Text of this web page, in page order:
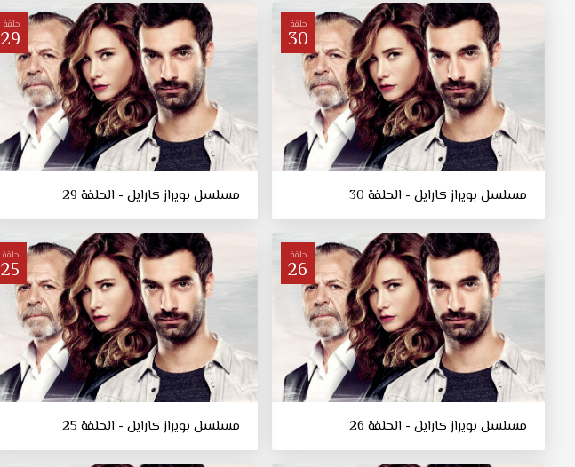
حلقة
30
مسلسل بويراز كارايل - الحلقة 30
حلقة
29
مسلسل بويراز كارايل - الحلقة 29
حلقة
26
مسلسل بويراز كارايل - الحلقة 26
حلقة
25
مسلسل بويراز كارايل - الحلقة 25